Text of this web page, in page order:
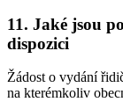
11. Jaké jsou
dispozici
Žádost o vydání
na kterémkoliv